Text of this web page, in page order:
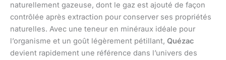
naturellement gazeuse, dont le gaz est ajouté de façon
contrôlée après extraction pour conserver ses propriétés
naturelles. Avec une teneur en minéraux idéale pour
l’organisme et un goût légèrement pétillant, Quézac
devient rapidement une référence dans l’univers des